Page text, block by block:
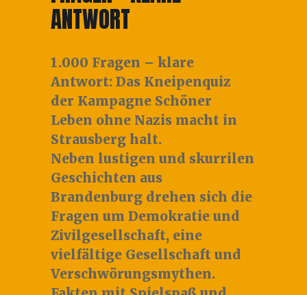
ANTWORT
1.000 Fragen – klare
Antwort: Das Kneipenquiz
der Kampagne Schöner
Leben ohne Nazis macht in
Strausberg halt.
Neben lustigen und skurrilen
Geschichten aus
Brandenburg drehen sich die
Fragen um Demokratie und
Zivilgesellschaft, eine
vielfältige Gesellschaft und
Verschwörungsmythen.